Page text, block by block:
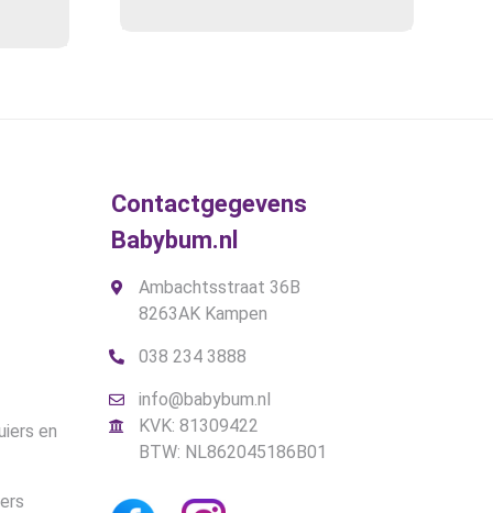
en
Contactgegevens
Babybum.nl
Ambachtsstraat 36B
8263AK Kampen
038 234 3888
info@babybum.nl
KVK: 81309422
BTW: NL862045186B01